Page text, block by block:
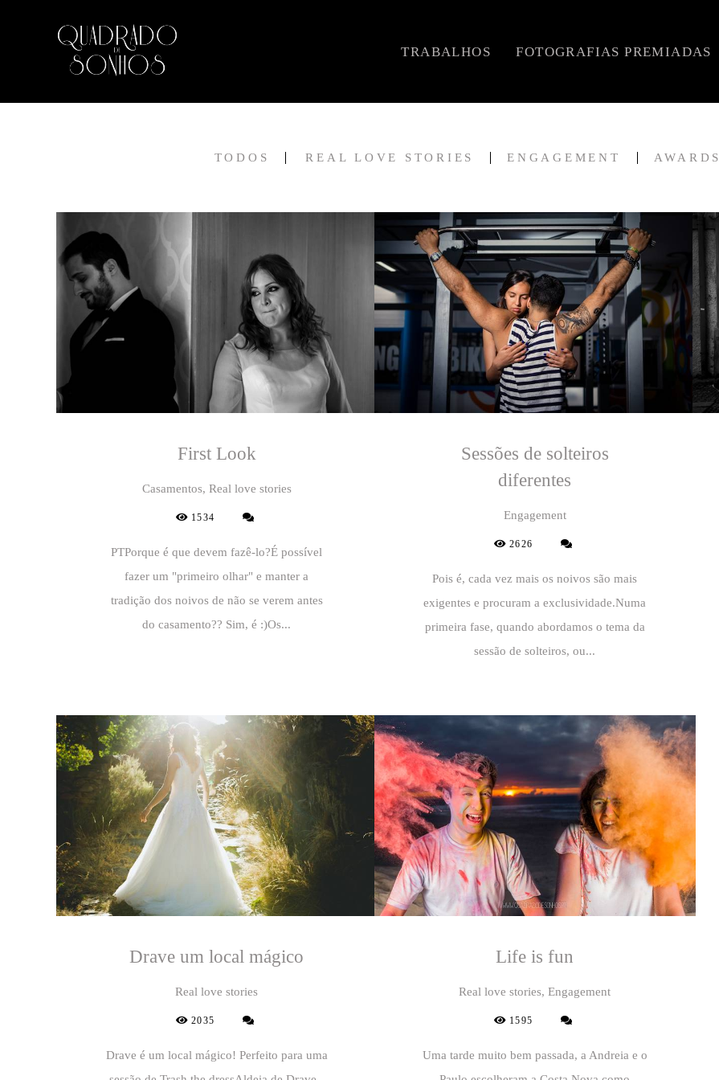
TRABALHOS FOTOGRAFIAS PREMIADAS
TODOS REAL LOVE STORIES ENGAGEMENT AWARDS
First Look
Casamentos, Real love stories
1534
PTPorque é que devem fazê-lo?É possível
fazer um "primeiro olhar" e manter a
tradição dos noivos de não se verem antes
do casamento?? Sim, é :)Os...
Sessões de solteiros
diferentes
Engagement
2626
Pois é, cada vez mais os noivos são mais
exigentes e procuram a exclusividade.Numa
primeira fase, quando abordamos o tema da
sessão de solteiros, ou...
Drave um local mágico
Real love stories
2035
Drave é um local mágico! Perfeito para uma
Life is fun
Real love stories, Engagement
1595
Uma tarde muito bem passada, a Andreia e o